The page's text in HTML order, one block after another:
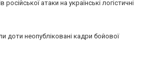
російської атаки на українські логістичні
доти неопубліковані кадри бойової